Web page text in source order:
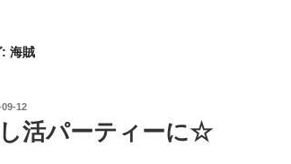
海賊
12
活パーティーに☆